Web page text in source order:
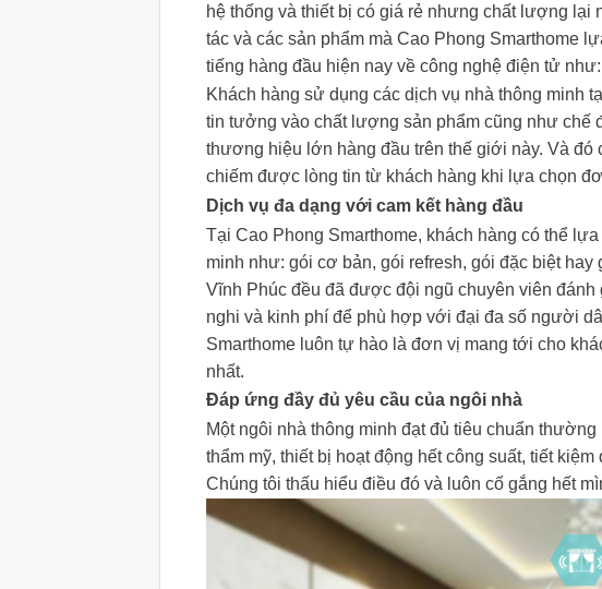
hệ thống và thiết bị có giá rẻ nhưng chất lượng
tác và các sản phẩm mà Cao Phong Smarthome
tiếng hàng đầu hiện nay về công nghệ điện tử
Khách hàng sử dụng các dịch vụ nhà thông minh
tin tưởng vào chất lượng sản phẩm cũng như chế
thương hiệu lớn hàng đầu trên thế giới này. Và đó
chiếm được lòng tin từ khách hàng khi lựa chọn
Dịch vụ đa dạng với cam kết hàng đầu
Tại Cao Phong Smarthome, khách hàng có thể
minh như: gói cơ bản, gói refresh, gói đặc biệt
Vĩnh Phúc đều đã được đội ngũ chuyên viên
nghi và kinh phí để phù hợp với đại đa số người
Smarthome luôn tự hào là đơn vị mang tới cho
nhất.
Đáp ứng đầy đủ yêu cầu của ngôi nhà
Một ngôi nhà thông minh đạt đủ tiêu chuẩn
thẩm mỹ, thiết bị hoạt động hết công suất, tiết
Chúng tôi thấu hiểu điều đó và luôn cố gắng hết